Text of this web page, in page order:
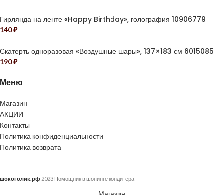
Гирлянда на ленте «Happy Birthday», голография 10906779
140₽
Скатерть одноразовая «Воздушные шары», 137×183 см 6015085
190₽
Меню
Магазин
АКЦИИ
Контакты
Политика конфиденциальности
Политика возврата
шокоголик.рф 2023 Помощник в шопинге кондитера